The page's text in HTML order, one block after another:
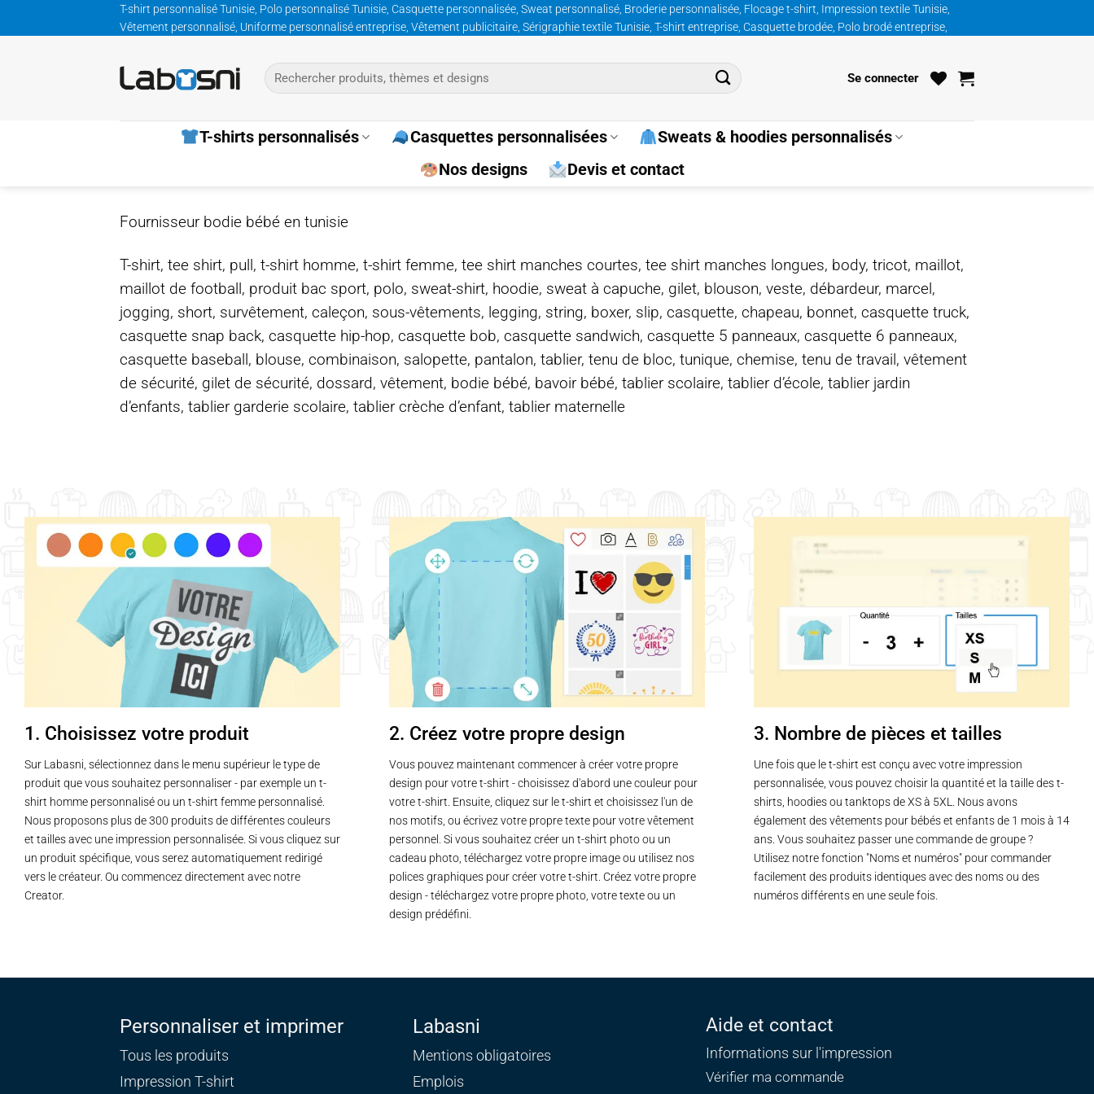
au
T-shirt personnalisé Tunisie, Polo personnalisé Tunisie, Casquette personnalisée, Sweat personnalisé, Broderie personnalisée, Flocage t-shirt, Impression textile Tunisie,
Vêtement personnalisé, Uniforme personnalisé entreprise, Vêtement publicitaire, Sérigraphie textile Tunisie, T-shirt entreprise, Casquette brodée, Polo brodé entreprise,
Recherche
pour :
Se connecter
T-shirts personnalisés Casquettes personnalisées
Sweats & hoodies personnalisés
Nos designs
Devis et contact
Fournisseur bodie bébé en tunisie
T-shirt, tee shirt, pull, t-shirt homme, t-shirt femme, tee shirt manches courtes, tee shirt manches longues, body, tricot, maillot,
maillot de football, produit bac sport, polo, sweat-shirt, hoodie, sweat à capuche, gilet, blouson, veste, débardeur, marcel,
jogging, short, survêtement, caleçon, sous-vêtements, legging, string, boxer, slip, casquette, chapeau, bonnet, casquette truck,
casquette snap back, casquette hip-hop, casquette bob, casquette sandwich, casquette 5 panneaux, casquette 6 panneaux,
casquette baseball, blouse, combinaison, salopette, pantalon, tablier, tenu de bloc, tunique, chemise, tenu de travail, vêtement
de sécurité, gilet de sécurité, dossard, vêtement, bodie bébé, bavoir bébé, tablier scolaire, tablier d’école, tablier jardin
d’enfants, tablier garderie scolaire, tablier crèche d’enfant, tablier maternelle
1. Choisissez votre produit
Sur Labasni, sélectionnez dans le menu supérieur le type de
produit que vous souhaitez personnaliser - par exemple un t-
shirt homme personnalisé ou un t-shirt femme personnalisé.
Nous proposons plus de 300 produits de différentes couleurs
et tailles avec une impression personnalisée. Si vous cliquez sur
un produit spécifique, vous serez automatiquement redirigé
vers le créateur. Ou commencez directement avec notre
Creator.
2. Créez votre propre design
Vous pouvez maintenant commencer à créer votre propre
design pour votre t-shirt - choisissez d'abord une couleur pour
votre t-shirt. Ensuite, cliquez sur le t-shirt et choisissez l'un de
nos motifs, ou écrivez votre propre texte pour votre vêtement
personnel. Si vous souhaitez créer un t-shirt photo ou un
cadeau photo, téléchargez votre propre image ou utilisez nos
polices graphiques pour créer votre t-shirt. Créez votre propre
design - téléchargez votre propre photo, votre texte ou un
design prédéfini.
3. Nombre de pièces et tailles
Une fois que le t-shirt est conçu avec votre impression
personnalisée, vous pouvez choisir la quantité et la taille des t-
shirts, hoodies ou tanktops de XS à 5XL. Nous avons
également des vêtements pour bébés et enfants de 1 mois à 14
ans. Vous souhaitez passer une commande de groupe ?
Utilisez notre fonction "Noms et numéros" pour commander
facilement des produits identiques avec des noms ou des
numéros différents en une seule fois.
Personnaliser et imprimer
Tous les produits
Impression T-shirt
Labasni
Mentions obligatoires
Emplois
Aide et contact
Informations sur l'impression
Vérifier ma commande